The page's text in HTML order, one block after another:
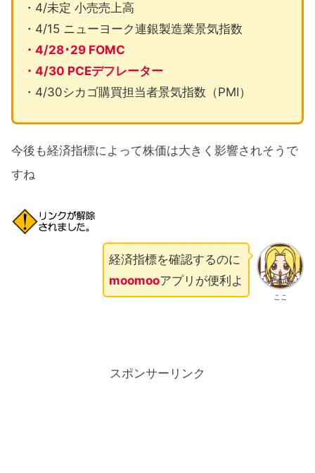
・4/未定 小売売上高
・4/15 ニューヨーク連銀製造業景気指数
・4/28･29 FOMC
・4/30 PCEデフレーター
・4/30シカゴ購買担当者景気指数（PMI）
今後も経済指標によって株価は大きく影響されそうで
すね
ここ
経済指標を確認するのに
moomooアプリが便利よ
スポンサーリンク